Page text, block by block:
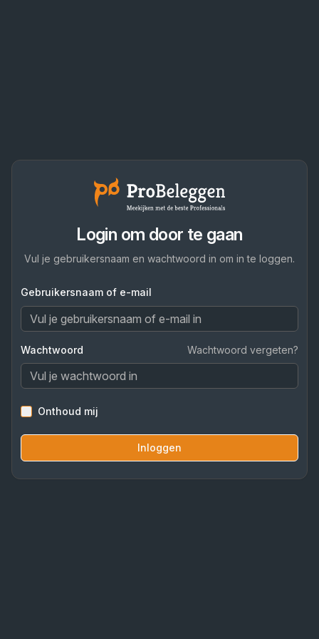
Login om door te gaan
Vul je gebruikersnaam en wachtwoord in om in te loggen.
Gebruikersnaam of e-mail
Wachtwoord Wachtwoord vergeten?
Onthoud mij
Inloggen